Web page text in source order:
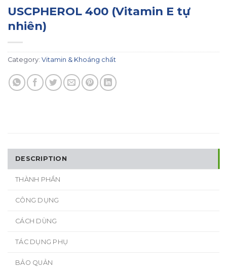
USCPHEROL 400 (Vitamin E tự
nhiên)
Category: Vitamin & Khoáng chất
DESCRIPTION
THÀNH PHẦN
CÔNG DỤNG
CÁCH DÙNG
TÁC DỤNG PHỤ
BẢO QUẢN